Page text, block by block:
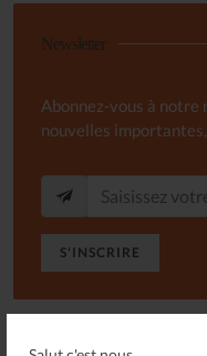
Newsletter
Abonnez-vous à
nouvelles
S'INSCRIRE